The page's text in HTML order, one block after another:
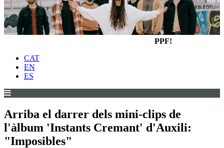
PPF!
CAT
EN
ES
Arriba el darrer dels mini-clips de
l'àlbum 'Instants Cremant' d'Auxili:
"Imposibles"